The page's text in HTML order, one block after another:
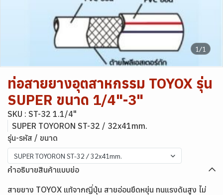
1/1
ท่อสายยางอุตสาหกรรม TOYOX รุ่น
SUPER ขนาด 1/4"-3"
SKU : ST-32 1.1/4"
SUPER TOYORON ST-32 / 32x41mm.
รุ่น-รหัส / ขนาด
SUPER TOYORON ST-32 / 32x41mm.
คำอธิบายสินค้าแบบย่อ
สายยาง TOYOX แท้จากญี่ปุ่น สายอ่อนยืดหยุ่น ทนแรงดันสูง ไม่